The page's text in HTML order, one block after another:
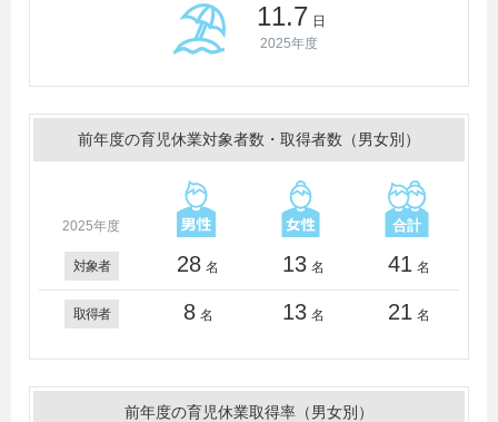
11.7 日
2025年度
前年度の育児休業対象者数・取得者数（男女別）
2025年度
対象者 28 名 13 名 41 名
取得者 8 名 13 名 21 名
前年度の育児休業取得率（男女別）